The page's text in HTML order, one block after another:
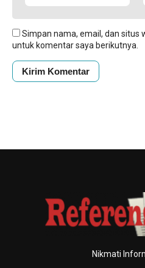
Simpan nama, email, dan situs
untuk komentar saya berikutnya.
Nikmati